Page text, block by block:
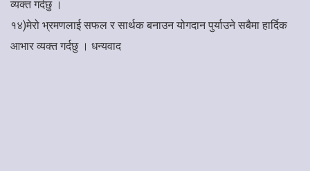
व्यक्त गर्दछु ।
१४)मेरो भ्रमणलाई सफल र सार्थक बनाउन योगदान पुर्याउने सबैमा हार्दिक
आभार व्यक्त गर्दछु । धन्यवाद